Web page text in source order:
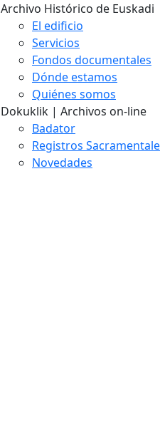
Archivo Histórico de Euskadi
El edificio
Servicios
Fondos documentales
Dónde estamos
Quiénes somos
Dokuklik | Archivos on-line
Badator
Registros
Novedades